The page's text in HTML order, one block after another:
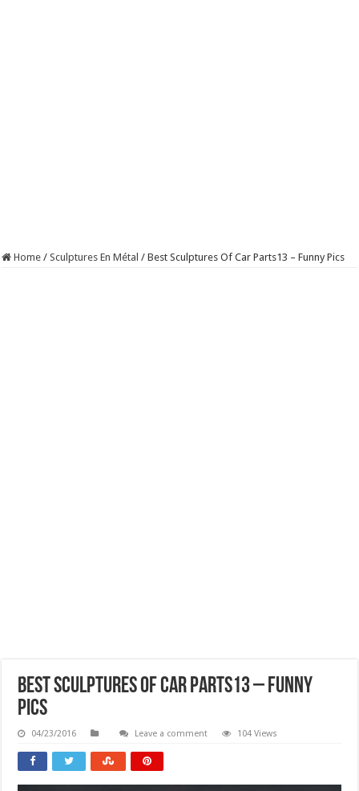
Home / Sculptures En Métal / Best Sculptures Of Car Parts13 – Funny Pics
Best Sculptures Of Car Parts13 – Funny
Pics
04/23/2016 Leave a comment 104 Views